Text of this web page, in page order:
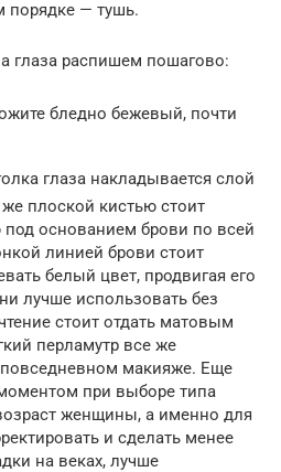
порядке — тушь.
глаза распишем пошагово:
бледно бежевый, почти
глаза накладывается слой
же плоской кистью стоит
основанием брови по всей
линией брови стоит
белый цвет, продвигая его
лучше использовать без
стоит отдать матовым
перламутр все же
макияже. Еще
при выборе типа
женщины, а именно для
и сделать менее
на веках, лучше